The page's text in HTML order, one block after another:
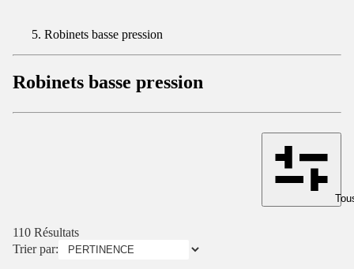
Robinets basse pression
Robinets basse pression
110 Résultats
Trier par: